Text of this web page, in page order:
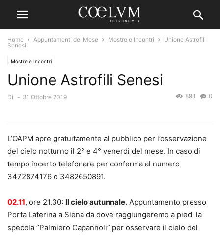
Home Appuntamenti del Mese Mostre e Incontri
Unione Astrofili
Senesi
Mostre e Incontri
Unione Astrofili Senesi
Di - 31 Ottobre 2019 0
898
L’OAPM apre gratuitamente al pubblico per l’osservazione
del cielo notturno il 2° e 4° venerdì del mese. In caso di
tempo incerto telefonare per conferma al numero
3472874176 o 3482650891.
02.11, ore 21.30: Il cielo autunnale. Appuntamento presso
Porta Laterina a Siena da dove raggiungeremo a piedi la
specola ”Palmiero Capannoli” per osservare il cielo del